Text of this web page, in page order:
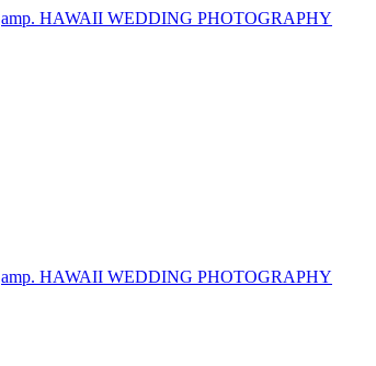
amp. HAWAII WEDDING PHOTOGRAPHY
amp. HAWAII WEDDING PHOTOGRAPHY